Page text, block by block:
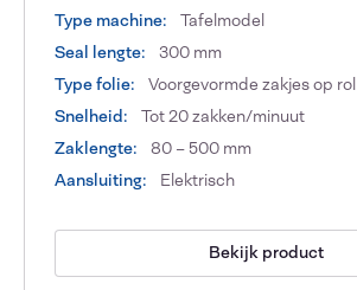
Type machine:
Tafelmodel
Seal lengte:
300 mm
Type folie:
Voorgevormde zakjes op rol
Snelheid:
Tot 20 zakken/minuut
Zaklengte:
80 – 500 mm
Aansluiting:
Elektrisch
Bekijk product